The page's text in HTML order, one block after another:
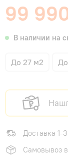
99
В наличии на
До 27 м2
Доставка 1-
Самовывоз